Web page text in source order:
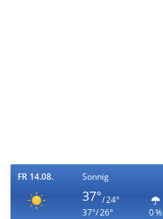
FR 14.08. Sonnig
37°/ 24°
37°/ 26°
0 %